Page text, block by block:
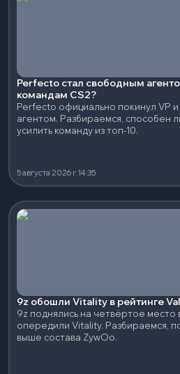
Perfecto стал свободным
командам CS2?
Perfecto официально покинул VP
агентом. Разбираемся, способен
усилить команду из топ-10.
5 августа 2026 г.14:35
9z обошли Vitality в рейтинге
9z поднялись на четвёртое место
опередили Vitality. Разбираемся,
выше состава ZywOo.